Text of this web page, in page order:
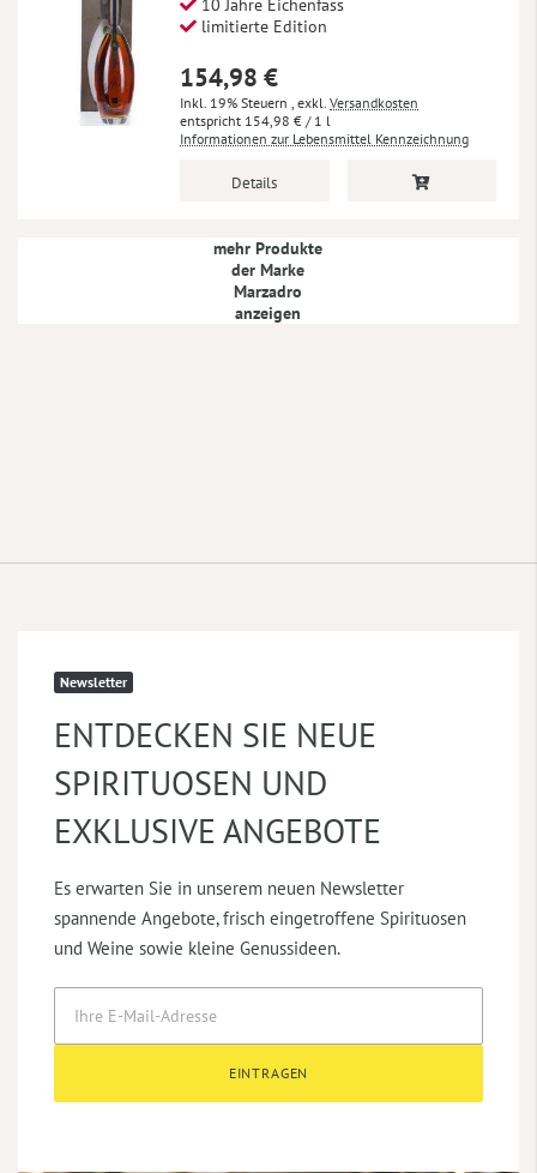
10 Jahre Eichenfass
limitierte Edition
154,98 €
Inkl. 19% Steuern , exkl. Versandkosten
154,98 € / 1 l
Informationen zur Lebensmittel Kennzeichnung
Details
mehr Produkte
der Marke
Marzadro
anzeigen
Newsletter
ENTDECKEN SIE NEUE
SPIRITUOSEN UND
EXKLUSIVE ANGEBOTE
Es erwarten Sie in unserem neuen Newsletter
spannende Angebote, frisch eingetroffene Spirituosen
und Weine sowie kleine Genussideen.
EINTRAGEN